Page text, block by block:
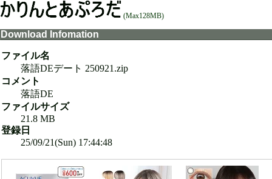
(Max128MB)
Download Infomation
ファイル名
落語DEデート 250921.zip
コメント
落語DE
ファイルサイズ
21.8 MB
登録日
25/09/21(Sun) 17:44:48